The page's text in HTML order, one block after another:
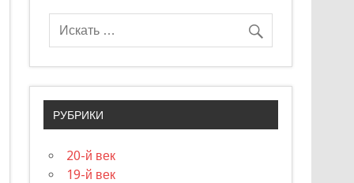
РУБРИКИ
20-й век
19-й век